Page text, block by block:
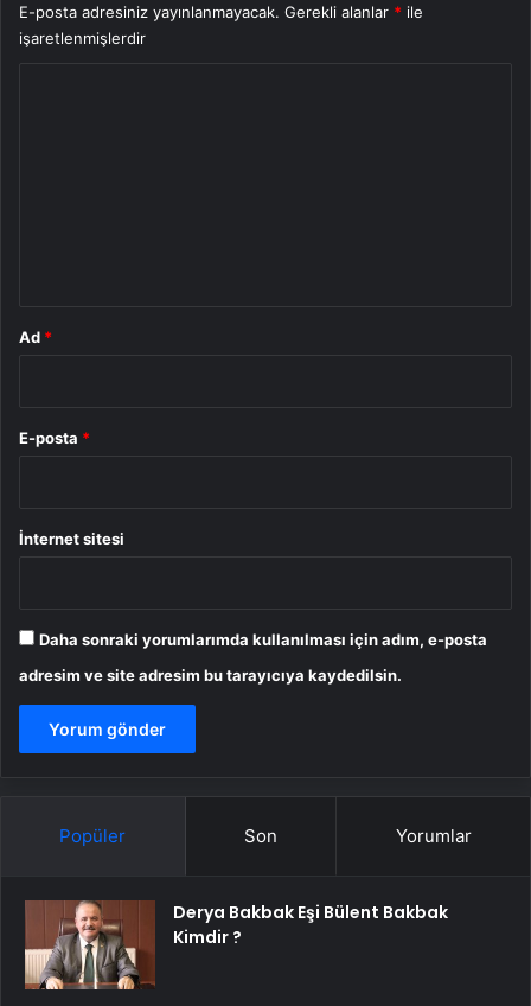
E-posta adresiniz yayınlanmayacak. Gerekli alanlar * ile
işaretlenmişlerdir
Ad *
E-posta *
İnternet sitesi
Daha sonraki yorumlarımda kullanılması için adım, e-posta
adresim ve site adresim bu tarayıcıya kaydedilsin.
Popüler Son Yorumlar
Derya Bakbak Eşi Bülent Bakbak
Kimdir ?